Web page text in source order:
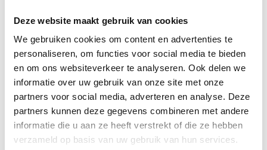
Deze website maakt gebruik van cookies
We gebruiken cookies om content en advertenties te
personaliseren, om functies voor social media te bieden
en om ons websiteverkeer te analyseren. Ook delen we
informatie over uw gebruik van onze site met onze
partners voor social media, adverteren en analyse. Deze
partners kunnen deze gegevens combineren met andere
informatie die u aan ze heeft verstrekt of die ze hebben
verzameld op basis van uw gebruik van hun services.
klaar.
Elke verpleegkundige brengt zelf
basismateriaal voor verzorgingHet kan zijn
dat je aantal zaken zelf moet voorzien
(medicatie, specifieke verbanden…). Bij je
aanvraag en bij je eerste verzorging krijg je
ONCOLOGISCHE ZORGEN
Vraag hier je zorg aan
ZORG AANVRAGEN